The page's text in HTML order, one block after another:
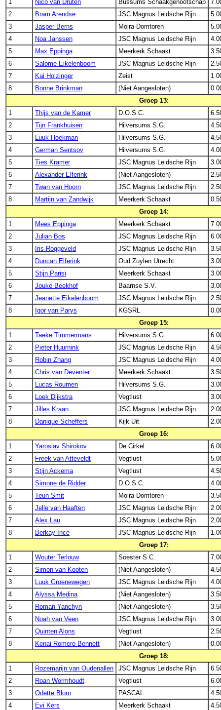
1 Nico van Druten Bussums Schaakgenootschap
2
Bram Arendse JSC Magnus Leidsche Rijn
3
Jasper Berns Moira-Domtoren
4
Noa Janssen JSC Magnus Leidsche Rijn
5
Max Eppinga Meerkerk Schaakt
6
Salome Eikelenboom JSC Magnus Leidsche Rijn
7
Kai Holzinger Zeist
8
Bonne Brinkman (Niet Aangesloten)
Groep 13:
1
Thijs van de Kamer D.O.S.C.
2
Tijn Frankhuisen Hilversums S.G.
3
Luuk Hoekman Hilversums S.G.
4
German Sentsov Hilversums S.G.
5
Ties Kramer JSC Magnus Leidsche Rijn
6
Alexander Elferink (Niet Aangesloten)
7
Twan van Hoorn JSC Magnus Leidsche Rijn
8
Martijn van Zandwijk Meerkerk Schaakt
Groep 14:
1
Mees Eppinga Meerkerk Schaakt
2
Julian Bos JSC Magnus Leidsche Rijn
3
Iris Roggeveld JSC Magnus Leidsche Rijn
4
Duncan Elferink Oud Zuylen Utrecht
5
Stijn Parisi Meerkerk Schaakt
6
Jouke Beekhof Baarnse S.V.
7
Jeanette Eikelenboom JSC Magnus Leidsche Rijn
8
Igor van Parys KGSRL
Groep 15:
1
Taeke Timmermans Hilversums S.G.
2
Pieter Huurnink JSC Magnus Leidsche Rijn
3
Robin Zhang JSC Magnus Leidsche Rijn
4
Chris van Deventer Meerkerk Schaakt
5
Lucas Roumen Hilversums S.G.
6
Loek Dijkstra Vegtlust
7
Jilles Kraan JSC Magnus Leidsche Rijn
8
Danique Scheffers Kijk Uit
Groep 16:
1
Yaroslav Shirokov De Cirkel
2
Freek van Atteveldt Vegtlust
3
Stijn Ackema Vegtlust
4
Simone de Ridder D.O.S.C.
5
Teun Smit Moira-Domtoren
6
Jelle van Haaften JSC Magnus Leidsche Rijn
7
Alex Lau JSC Magnus Leidsche Rijn
8
Berkay Ince JSC Magnus Leidsche Rijn
Groep 17:
1
Wouter Terlouw Soester S.C.
2
Simon van Kooten (Niet Aangesloten)
3
Luuk Groenewegen JSC Magnus Leidsche Rijn
4
Alyssa Medina (Niet Aangesloten)
5
Roman Yanchyn (Niet Aangesloten)
6
Noah van Veen JSC Magnus Leidsche Rijn
7
Quinten Alons Vegtlust
8
Kenai Romero Bennett (Niet Aangesloten)
Groep 18:
1
Rozemarijn van Oudenallen JSC Magnus Leidsche Rijn
2
Roan Wormhoudt Vegtlust
3
Odette Blom PASCAL
4
Evi Kers Meerkerk Schaakt